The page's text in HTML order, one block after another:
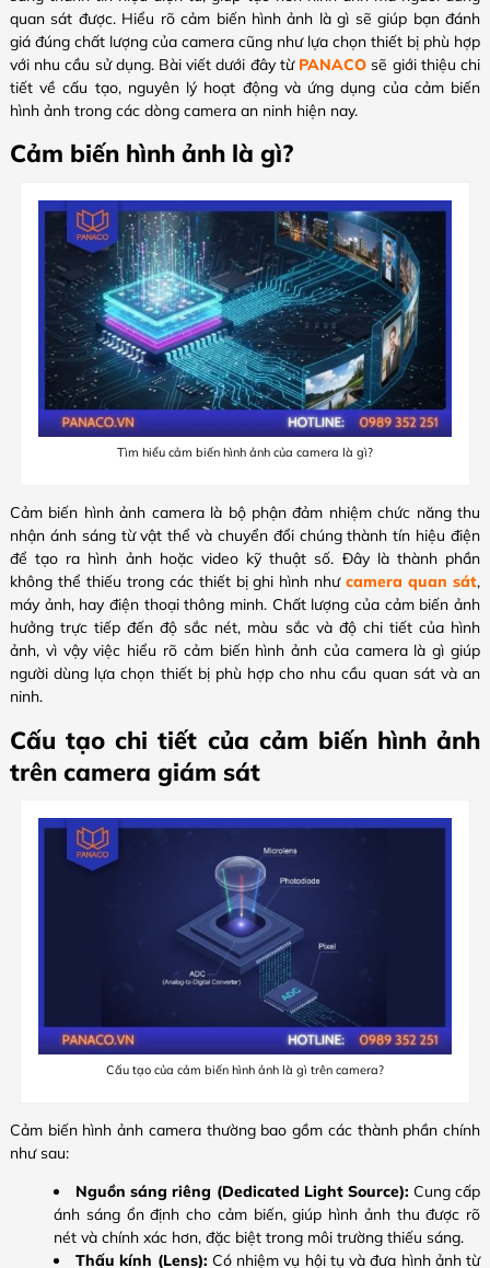
quan sát được. Hiểu rõ cảm biến hình ảnh là gì sẽ giúp bạn đánh
giá đúng chất lượng của camera cũng như lựa chọn thiết bị phù hợp
với nhu cầu sử dụng. Bài viết dưới đây từ PANACO sẽ giới thiệu chi
tiết về cấu tạo, nguyên lý hoạt động và ứng dụng của cảm biến
hình ảnh trong các dòng camera an ninh hiện nay.
Cảm biến hình ảnh là gì?
Tìm hiểu cảm biến hình ảnh của camera là gì?
Cảm biến hình ảnh camera là bộ phận đảm nhiệm chức năng thu
nhận ánh sáng từ vật thể và chuyển đổi chúng thành tín hiệu điện
để tạo ra hình ảnh hoặc video kỹ thuật số. Đây là thành phần
không thể thiếu trong các thiết bị ghi hình nhưcamera quan sát,
máy ảnh, hay điện thoại thông minh. Chất lượng của cảm biến ảnh
hưởng trực tiếp đến độ sắc nét, màu sắc và độ chi tiết của hình
ảnh, vì vậy việc hiểu rõ cảm biến hình ảnh của camera là gì giúp
người dùng lựa chọn thiết bị phù hợp cho nhu cầu quan sát và an
ninh.
Cấu tạo chi tiết của cảm biến hình ảnh
trên camera giám sát
Cấu tạo của cảm biến hình ảnh là gì trên camera?
Cảm biến hình ảnh camera thường bao gồm các thành phần chính
như sau:
Nguồn sáng riêng (Dedicated Light Source): Cung cấp
ánh sáng ổn định cho cảm biến, giúp hình ảnh thu được rõ
nét và chính xác hơn, đặc biệt trong môi trường thiếu sáng.
Thấu kính (Lens): Có nhiệm vụ hội tụ và đưa hình ảnh từ